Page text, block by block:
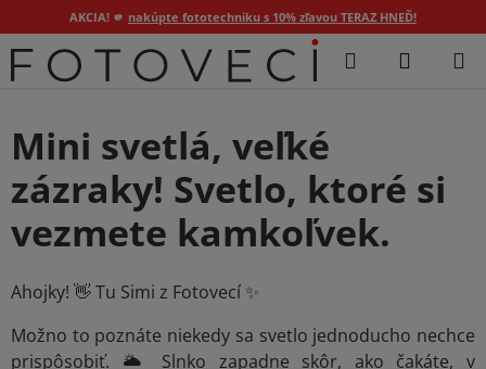
AKCIA! 🫵 nakúpte fototechniku s 10% zľavou TERAZ HNEĎ!
Prejsť
na
Hľadať
Mini svetlá, veľké
zázraky! Svetlo, ktoré si
vezmete kamkoľvek.
Ahojky! 👋 Tu Simi z Fotovecí ✨
Možno to poznáte niekedy sa svetlo jednoducho nechce
prispôsobiť. 🌥️ Slnko zapadne skôr, ako čakáte, v